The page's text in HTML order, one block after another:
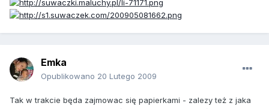
Emka
Opublikowano 20 Lutego 2009
Tak w trakcie będa zajmowac się papierkami - zalezy też z jaka